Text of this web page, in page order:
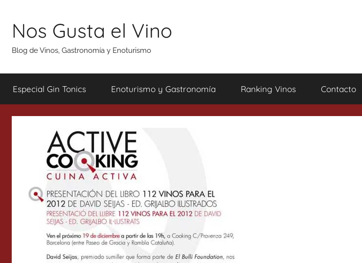
contenido
Nos Gusta el Vino
Blog de Vinos, Gastronomía y Enoturismo
Especial Gin Tonics Enoturismo y Gastronomía Ranking Vinos Contacto